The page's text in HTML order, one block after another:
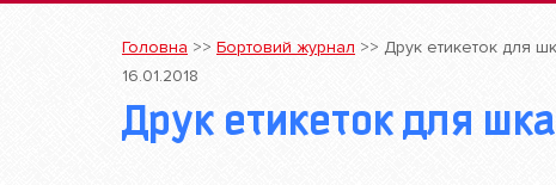
Головна >> Бортовий журнал >> Друк етикеток для
16.01.2018
Друк етикеток для